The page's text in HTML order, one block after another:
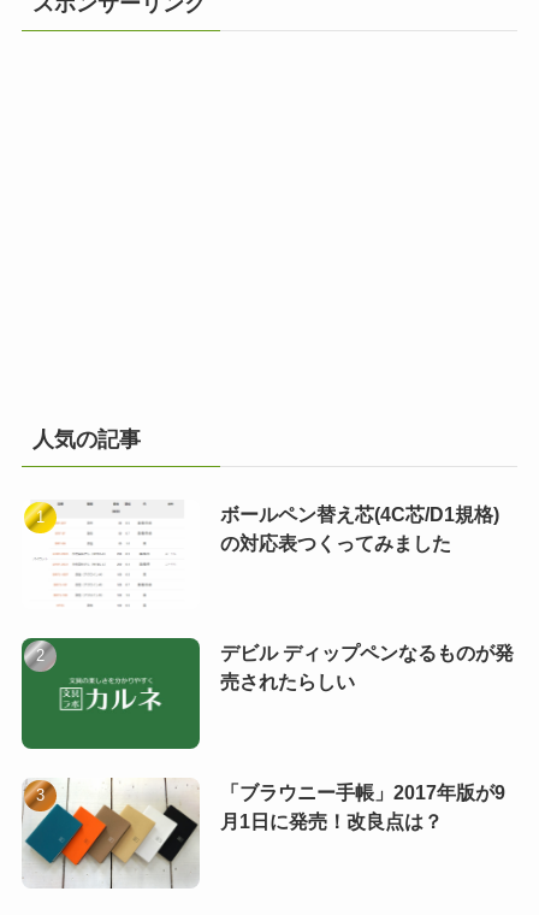
人気の記事
ボールペン替え芯(4C芯/D1規格)
の対応表つくってみました
デビル ディップペンなるものが発
売されたらしい
「ブラウニー手帳」2017年版が9
月1日に発売！改良点は？